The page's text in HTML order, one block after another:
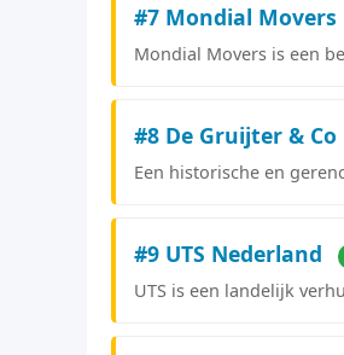
#7 Mondial Movers
Mondial Movers is een
#8 De Gruijter & Co
Een historische en
#9 UTS Nederland
UTS is een landelijk